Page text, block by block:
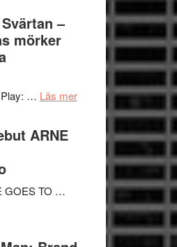
spännande
Chan
storform
–
mörker
Play: … Läs merom
Recension
Svärtan
välgjort
ARNE
GOES TO …